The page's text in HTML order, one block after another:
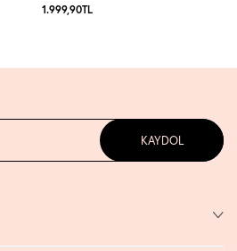
1.999,90TL
KAYDOL